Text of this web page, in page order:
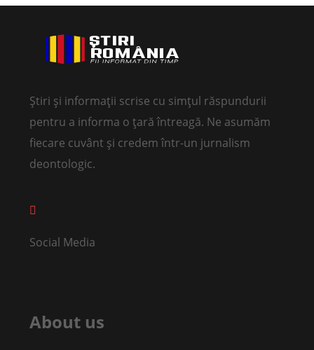
Știri și informații scrise cu simțul răspundurii
pentru a informa o țară întreagă. Ne asumăm
fiecare cuvânt și credem într-un jurnalism
deontologic.
Social Media
About us